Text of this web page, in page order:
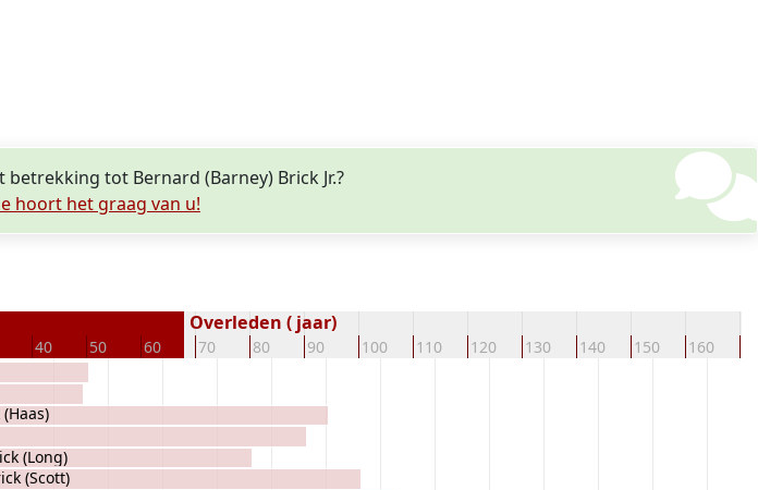
tot Bernard (Barney) Brick Jr.?
hoort het graag van u!
40 50 60 70 80 90 100 110 120 130 140 150 160
Overleden ( jaar)
(Long)
(Scott)